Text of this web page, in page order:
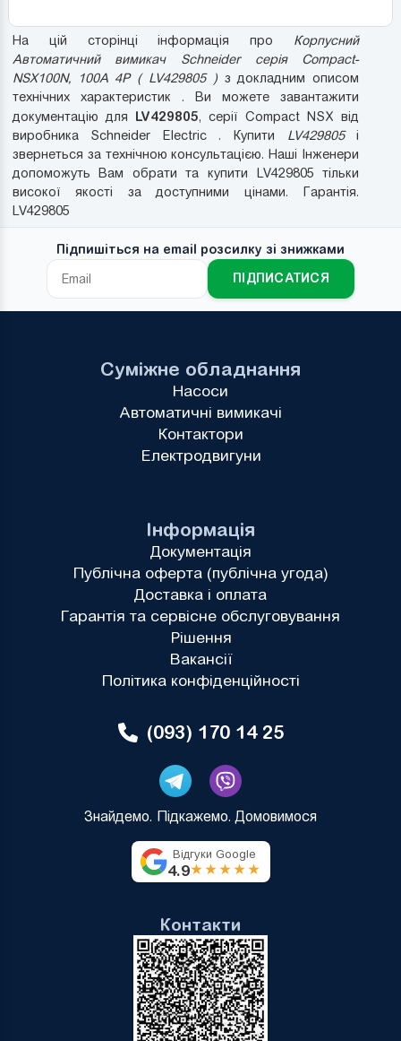
На цій сторінці інформація про Корпусний
Автоматичний вимикач Schneider серія Compact-
NSX100N, 100A 4P ( LV429805 )з докладним описом
технічних характеристик . Ви можете завантажити
документацію для LV429805, серії Compact NSX від
виробника Schneider Electric . Купити LV429805і
звернеться за технічною консультацією. Наші Інженери
допоможуть Вам обрати та купити LV429805 тільки
високої якості за доступними цінами. Гарантія.
LV429805
Підпишіться на email розсилку зі знижками
ПІДПИСАТИСЯ
Інформація
Документація
Публічна оферта (публічна угода)
Доставка і оплата
Гарантія та сервісне обслуговування
Рішення
Вакансії
Політика конфіденційності
Суміжне обладнання
Насоси
Автоматичні вимикачі
Контактори
Електродвигуни
(093) 170 14 25
Знайдемо. Підкажемо. Домовимося
Відгуки Google
4.9★★★★★
Контакти